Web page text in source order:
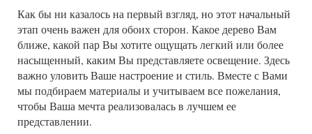
Как бы ни казалось на первый взгляд, но этот начальный
этап очень важен для обоих сторон. Какое дерево Вам
ближе, какой пар Вы хотите ощущать легкий или более
насыщенный, каким Вы представляете освещение. Здесь
важно уловить Ваше настроение и стиль. Вместе с Вами
мы подбираем материалы и учитываем все пожелания,
чтобы Ваша мечта реализовалась в лучшем ее
представлении.